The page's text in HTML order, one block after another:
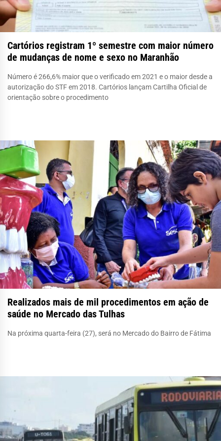
Cartórios registram 1º semestre com maior número
de mudanças de nome e sexo no Maranhão
Número é 266,6% maior que o verificado em 2021 e o maior desde a
autorização do STF em 2018. Cartórios lançam Cartilha Oficial de
orientação sobre o procedimento
Realizados mais de mil procedimentos em ação de
saúde no Mercado das Tulhas
Na próxima quarta-feira (27), será no Mercado do Bairro de Fátima